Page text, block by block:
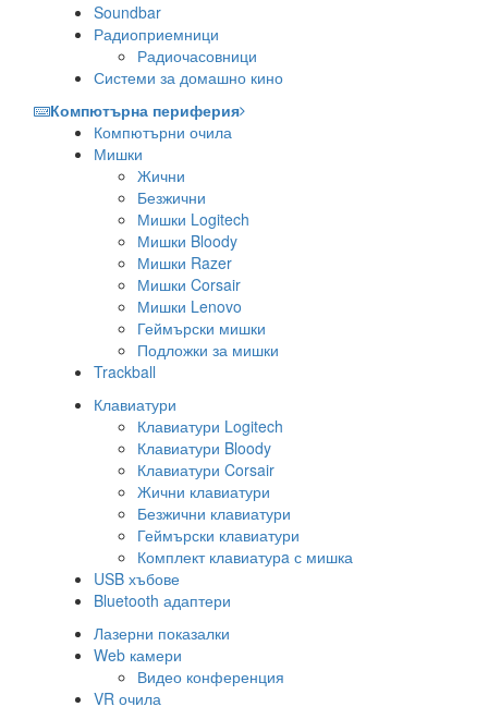
Soundbar
Радиоприемници
Радиочасовници
Системи за домашно кино
Компютърна периферия
Компютърни очила
Мишки
Жични
Безжични
Мишки Logitech
Мишки Bloody
Мишки Razer
Мишки Corsair
Мишки Lenovo
Геймърски мишки
Подложки за мишки
Trackball
Клавиатури
Клавиатури Logitech
Клавиатури Bloody
Клавиатури Corsair
Жични клавиатури
Безжични клавиатури
Геймърски клавиатури
Комплект клавиатурa с мишка
USB хъбове
Bluetooth адаптери
Лазерни показалки
Web камери
Видео конференция
VR очила